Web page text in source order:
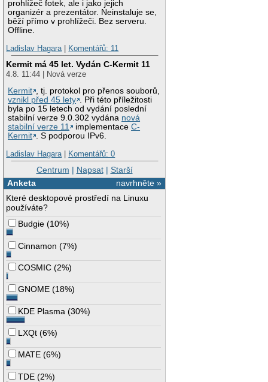
prohlížeč fotek, ale i jako jejich
organizér a prezentátor. Neinstaluje se,
běží přímo v prohlížeči. Bez serveru.
Offline.
Ladislav Hagara| Komentářů: 11
Kermit má 45 let. Vydán C-Kermit 11
4.8. 11:44 | Nová verze
Kermit , tj. protokol pro přenos souborů,
vznikl před 45 lety . Při této příležitosti
byla po 15 letech od vydání poslední
stabilní verze 9.0.302 vydána nová
stabilní verze 11
implementaceC-
Kermit . S podporou IPv6.
Ladislav Hagara| Komentářů: 0
Centrum | Napsat| Starší
navrhněte »
Anketa
Které desktopové prostředí na Linuxu
používáte?
Budgie (10%)
Cinnamon (7%)
COSMIC (2%)
GNOME (18%)
KDE Plasma (30%)
LXQt (6%)
MATE (6%)
TDE (2%)